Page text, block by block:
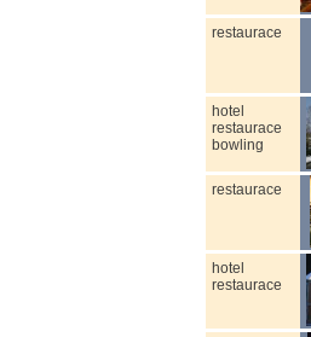
restaurace
hotel
restaurace
bowling
restaurace
hotel
restaurace